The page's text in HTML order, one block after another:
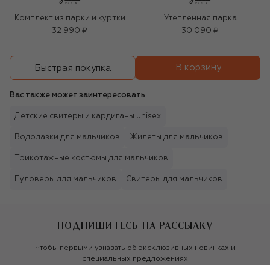
Комплект из парки и куртки
32 990 ₽
Утепленная парка
30 090 ₽
Быстрая покупка В корзину
Вас также может заинтересовать
Детские свитеры и кардиганы unisex
Водолазки для мальчиков Жилеты для мальчиков
Трикотажные костюмы для мальчиков
Пуловеры для мальчиков Свитеры для мальчиков
ПОДПИШИТЕСЬ НА РАССЫЛКУ
Чтобы первыми узнавать об эксклюзивных новинках и
специальных предложениях